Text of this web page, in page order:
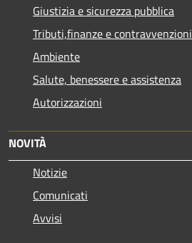
Giustizia e sicurezza pubblica
Tributi,finanze e contravvenzioni
Ambiente
Salute, benessere e assistenza
Autorizzazioni
NOVITÀ
Notizie
Comunicati
Avvisi